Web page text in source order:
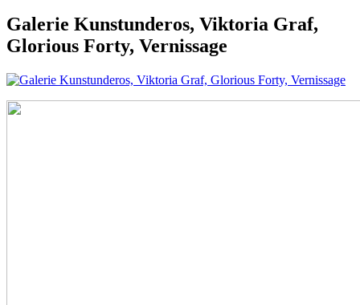
Galerie Kunstunderos, Viktoria Graf,
Glorious Forty, Vernissage